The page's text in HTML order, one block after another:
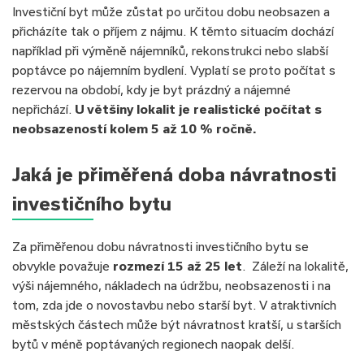
Investiční byt může zůstat po určitou dobu neobsazen a
přicházíte tak o příjem z nájmu. K těmto situacím dochází
například při výměně nájemníků, rekonstrukci nebo slabší
poptávce po nájemním bydlení. Vyplatí se proto počítat s
rezervou na období, kdy je byt prázdný a nájemné
nepřichází. U většiny lokalit je realistické počítat s
neobsazeností kolem 5 až 10 % ročně.
Jaká je přiměřená doba návratnosti
investičního bytu
Za přiměřenou dobu návratnosti investičního bytu se
obvykle považuje rozmezí 15 až 25 let . Záleží na lokalitě,
výši nájemného, nákladech na údržbu, neobsazenosti i na
tom, zda jde o novostavbu nebo starší byt. V atraktivních
městských částech může být návratnost kratší, u starších
bytů v méně poptávaných regionech naopak delší.